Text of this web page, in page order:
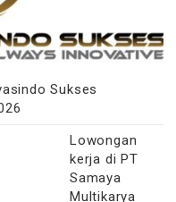
Sukses
Lowongan
kerja di PT
Samaya
Multikarya